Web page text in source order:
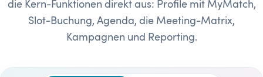
die Kern-Funktionen direkt aus: Profile mit MyMatch,
Slot-Buchung, Agenda, die Meeting-Matrix,
Kampagnen und Reporting.